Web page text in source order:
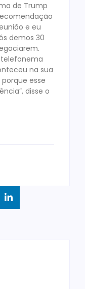
de Trump
e eu
demos 30
na sua
esse
disse o